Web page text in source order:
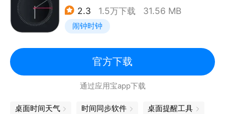
2.3 1.5万下载 31.56 MB
闹钟时钟
官方下载
通过应用宝app下载
桌面时间天气 时间同步软件 桌面提醒工具